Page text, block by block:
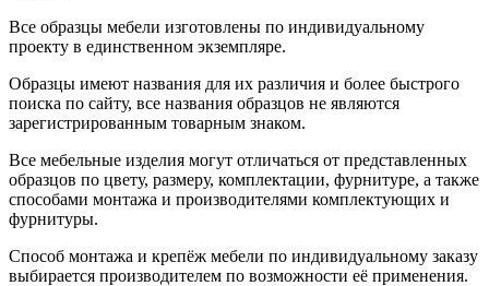
Все образцы мебели изготовлены по индивидуальному
проекту в единственном экземпляре.
Образцы имеют названия для их различия и более быстрого
поиска по сайту, все названия образцов не являются
зарегистрированным товарным знаком.
Все мебельные изделия могут отличаться от представленных
образцов по цвету, размеру, комплектации, фурнитуре, а также
способами монтажа и производителями комплектующих и
фурнитуры.
Способ монтажа и крепёж мебели по индивидуальному заказу
выбирается производителем по возможности её применения.